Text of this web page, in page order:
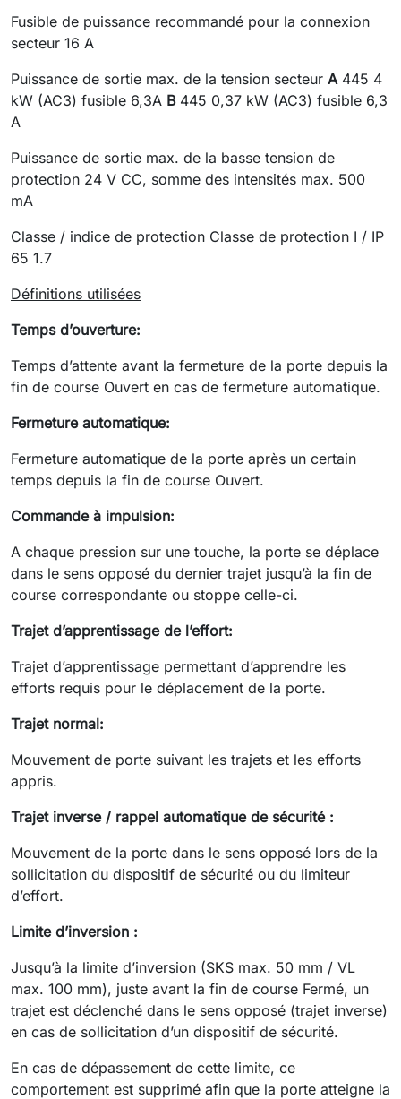
Fusible de puissance recommandé pour la connexion
secteur 16 A
Puissance de sortie max. de la tension secteur A 445 4
kW (AC3) fusible 6,3A B445 0,37 kW (AC3) fusible 6,3
A
Puissance de sortie max. de la basse tension de
protection 24 V CC, somme des intensités max. 500
mA
Classe / indice de protection Classe de protection I / IP
65 1.7
Définitions utilisées
Temps d’ouverture:
Temps d’attente avant la fermeture de la porte depuis la
fin de course Ouvert en cas de fermeture automatique.
Fermeture automatique:
Fermeture automatique de la porte après un certain
temps depuis la fin de course Ouvert.
Commande à impulsion:
A chaque pression sur une touche, la porte se déplace
dans le sens opposé du dernier trajet jusqu’à la fin de
course correspondante ou stoppe celle-ci.
Trajet d’apprentissage de l’effort:
Trajet d’apprentissage permettant d’apprendre les
efforts requis pour le déplacement de la porte.
Trajet normal:
Mouvement de porte suivant les trajets et les efforts
appris.
Trajet inverse / rappel automatique de sécurité :
Mouvement de la porte dans le sens opposé lors de la
sollicitation du dispositif de sécurité ou du limiteur
d’effort.
Limite d’inversion :
Jusqu’à la limite d’inversion (SKS max. 50 mm / VL
max. 100 mm), juste avant la fin de course Fermé, un
trajet est déclenché dans le sens opposé (trajet inverse)
en cas de sollicitation d’un dispositif de sécurité.
En cas de dépassement de cette limite, ce
comportement est supprimé afin que la porte atteigne la